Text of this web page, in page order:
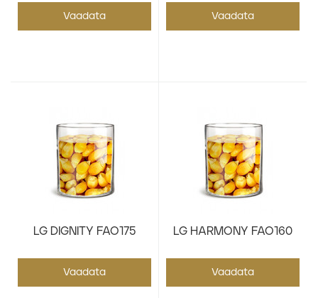
Vaadata Vaadata
LG DIGNITY FAO175
Vaadata
LG HARMONY FAO160
Vaadata